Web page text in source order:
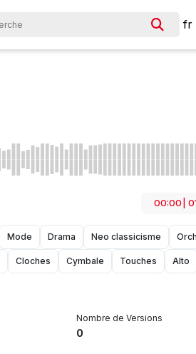
00:00
Mode Drama Neo classicisme
Cloches Cymbale Touches Alto
Nombre de Versions
0